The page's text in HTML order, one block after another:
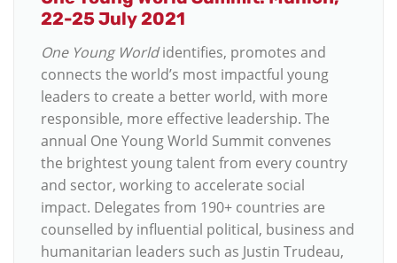
22-25 July 2021
One Young Worldidentifies, promotes and
connects the world’s most impactful young
leaders to create a better world, with more
responsible, more effective leadership. The
annual One Young World Summit convenes
the brightest young talent from every country
and sector, working to accelerate social
impact. Delegates from 190+ countries are
counselled by influential political, business and
humanitarian leaders such as Justin Trudeau,